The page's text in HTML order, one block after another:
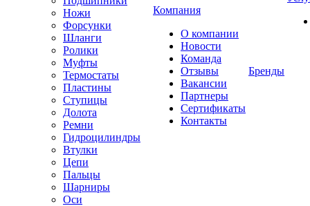
Ножи
Форсунки
Шланги
Ролики
Муфты
Термостаты
Пластины
Ступицы
Долота
Ремни
Гидроцилиндры
Втулки
Цепи
Пальцы
Шарниры
Оси
Компания
О компании
Новости
Команда
Отзывы
Вакансии
Партнеры
Сертификаты
Контакты
Бренды